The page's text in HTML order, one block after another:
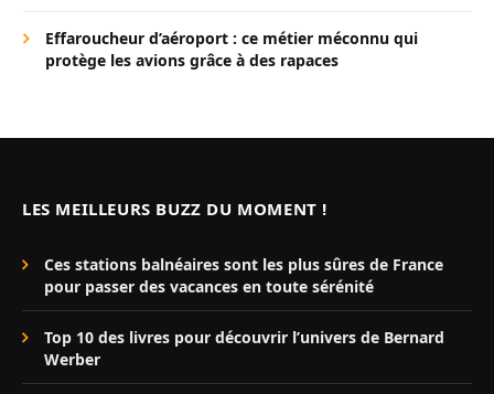
Effaroucheur d’aéroport : ce métier méconnu qui
protège les avions grâce à des rapaces
LES MEILLEURS BUZZ DU MOMENT !
Ces stations balnéaires sont les plus sûres de France
pour passer des vacances en toute sérénité
Top 10 des livres pour découvrir l’univers de Bernard
Werber